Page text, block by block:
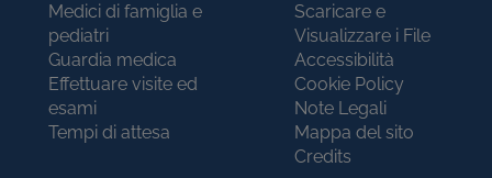
Medici di famiglia e
pediatri
Guardia medica
Effettuare visite ed
esami
Tempi di attesa
Scaricare e
Visualizzare i File
Accessibilità
Cookie Policy
Note Legali
Mappa del sito
Credits